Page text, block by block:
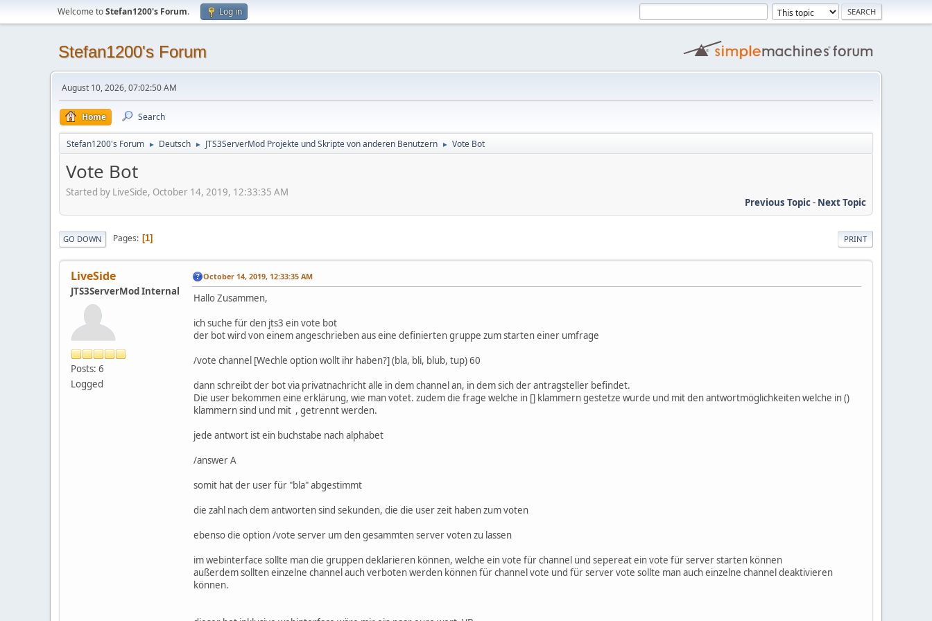
Welcome toStefan1200's Forum. Log in
Stefan1200's Forum
August 10, 2026, 07:02:50 AM
Home Search
Stefan1200's Forum ► Deutsch ► JTS3ServerMod Projekte und Skripte von anderen Benutzern ► Vote Bot
Vote Bot
Started by LiveSide, October 14, 2019, 12:33:35 AM
Previous Topic- Next Topic
PRINT
GO DOWN Pages 1
LiveSide
JTS3ServerMod Internal
Posts: 6
Logged
October 14, 2019, 12:33:35 AM
Hallo Zusammen,
ich suche für den jts3 ein vote bot
der bot wird von einem angeschrieben aus eine definierten gruppe zum starten einer umfrage
/vote channel [Wechle option wollt ihr haben?] (bla, bli, blub, tup) 60
dann schreibt der bot via privatnachricht alle in dem channel an, in dem sich der antragsteller befindet.
Die user bekommen eine erklärung, wie man votet. zudem die frage welche in [] klammern gestetze wurde und mit den antwortmöglichkeiten welche in ()
klammern sind und mit , getrennt werden.
jede antwort ist ein buchstabe nach alphabet
/answer A
somit hat der user für "bla" abgestimmt
die zahl nach dem antworten sind sekunden, die die user zeit haben zum voten
ebenso die option /vote server um den gesammten server voten zu lassen
im webinterface sollte man die gruppen deklarieren können, welche ein vote für channel und sepereat ein vote für server starten können
außerdem sollten einzelne channel auch verboten werden können für channel vote und für server vote sollte man auch einzelne channel deaktivieren
können.